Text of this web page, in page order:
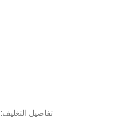
تفاصيل التغليف: